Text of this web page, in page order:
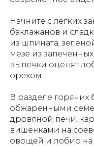
Начните с легких
баклажанов и
из шпината,
мезе из
выпечки оценят
орехом.
В разделе горячих
обжаренными
дровяной печи,
вишенками на
овощей и лобио